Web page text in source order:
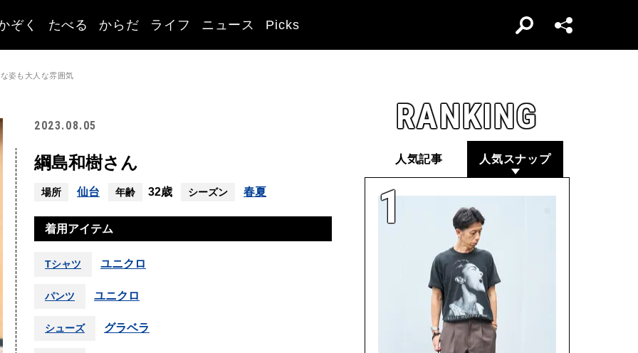
ぞく たべる からだ ライフ ニュース Picks
姿も大人な雰囲気
2023.08.05
綱島和樹さん
場所 仙台 年齢 32歳 シーズン 春夏
着用アイテム
Tシャツ ユニクロ
パンツ ユニクロ
シューズ グラベラ
RANKING
人気記事 人気スナップ